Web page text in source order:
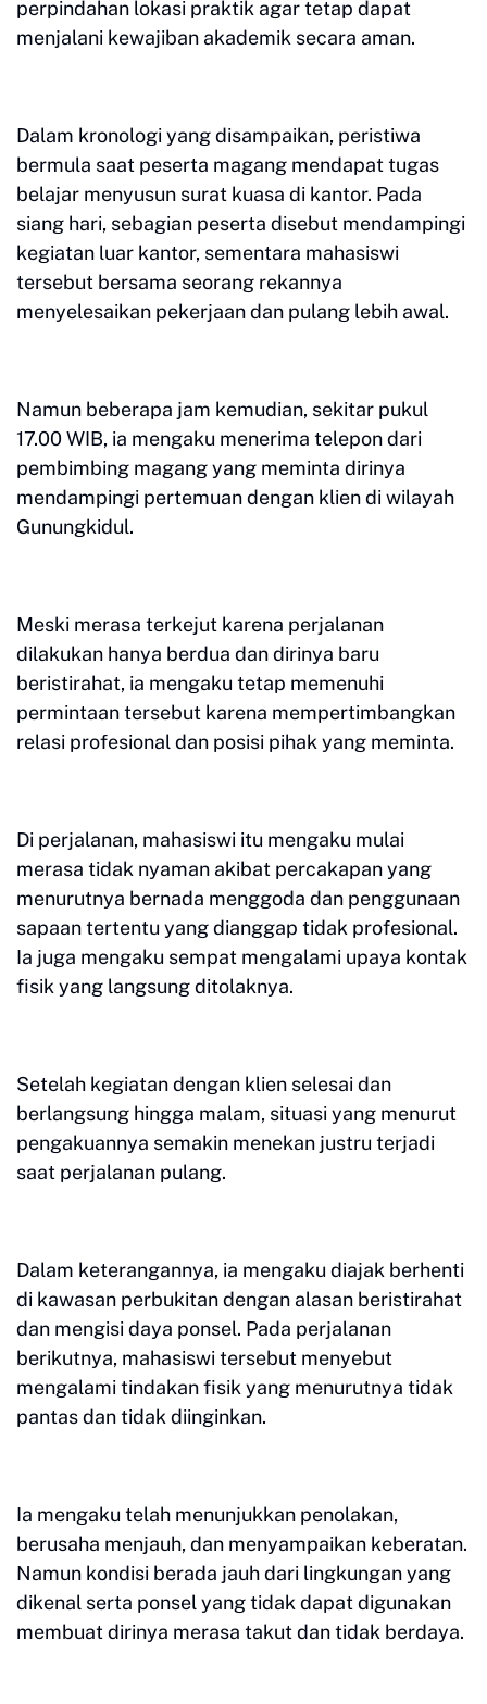
perpindahan lokasi praktik agar tetap dapat
menjalani kewajiban akademik secara aman.
Dalam kronologi yang disampaikan, peristiwa
bermula saat peserta magang mendapat tugas
belajar menyusun surat kuasa di kantor. Pada
siang hari, sebagian peserta disebut mendampingi
kegiatan luar kantor, sementara mahasiswi
tersebut bersama seorang rekannya
menyelesaikan pekerjaan dan pulang lebih awal.
Namun beberapa jam kemudian, sekitar pukul
17.00 WIB, ia mengaku menerima telepon dari
pembimbing magang yang meminta dirinya
mendampingi pertemuan dengan klien di wilayah
Gunungkidul.
Meski merasa terkejut karena perjalanan
dilakukan hanya berdua dan dirinya baru
beristirahat, ia mengaku tetap memenuhi
permintaan tersebut karena mempertimbangkan
relasi profesional dan posisi pihak yang meminta.
Di perjalanan, mahasiswi itu mengaku mulai
merasa tidak nyaman akibat percakapan yang
menurutnya bernada menggoda dan penggunaan
sapaan tertentu yang dianggap tidak profesional.
Ia juga mengaku sempat mengalami upaya kontak
fisik yang langsung ditolaknya.
Setelah kegiatan dengan klien selesai dan
berlangsung hingga malam, situasi yang menurut
pengakuannya semakin menekan justru terjadi
saat perjalanan pulang.
Dalam keterangannya, ia mengaku diajak berhenti
di kawasan perbukitan dengan alasan beristirahat
dan mengisi daya ponsel. Pada perjalanan
berikutnya, mahasiswi tersebut menyebut
mengalami tindakan fisik yang menurutnya tidak
pantas dan tidak diinginkan.
Ia mengaku telah menunjukkan penolakan,
berusaha menjauh, dan menyampaikan keberatan.
Namun kondisi berada jauh dari lingkungan yang
dikenal serta ponsel yang tidak dapat digunakan
membuat dirinya merasa takut dan tidak berdaya.